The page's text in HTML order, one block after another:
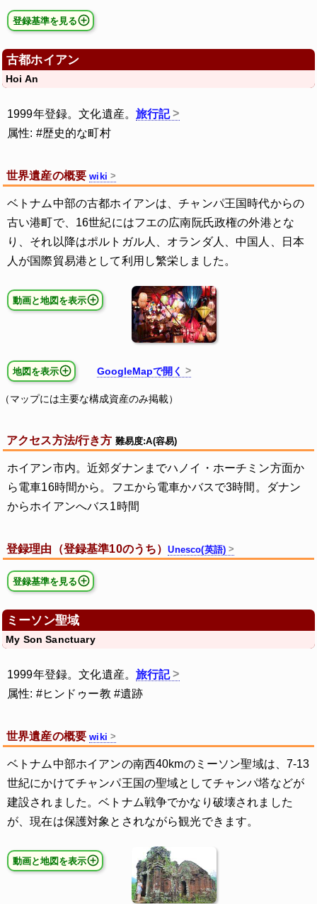
登録基準を見る
古都ホイアン
Hoi An
1999年登録。文化遺産。旅行記
属性: #歴史的な町村
世界遺産の概要wiki
ベトナム中部の古都ホイアンは、チャンパ王国時代からの
古い港町で、16世紀にはフエの広南阮氏政権の外港とな
り、それ以降はポルトガル人、オランダ人、中国人、日本
人が国際貿易港として利用し繁栄しました。
動画と地図を表示
地図を表示 GoogleMapで開く
（マップには主要な構成資産のみ掲載）
アクセス方法/行き方 難易度:A(容易)
ホイアン市内。近郊ダナンまでハノイ・ホーチミン方面か
ら電車16時間から。フエから電車かバスで3時間。ダナン
からホイアンへバス1時間
登録理由（登録基準10のうち）Unesco(英語)
登録基準を見る
ミーソン聖域
My Son Sanctuary
1999年登録。文化遺産。旅行記
属性: #ヒンドゥー教 #遺跡
世界遺産の概要wiki
ベトナム中部ホイアンの南西40kmのミーソン聖域は、7-13
世紀にかけてチャンパ王国の聖域としてチャンパ塔などが
建設されました。ベトナム戦争でかなり破壊されました
が、現在は保護対象とされながら観光できます。
動画と地図を表示